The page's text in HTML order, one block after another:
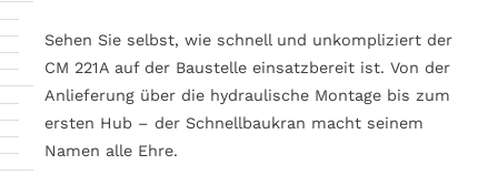
Sehen Sie selbst, wie schnell und unkompliziert der
CM 221A auf der Baustelle einsatzbereit ist. Von der
Anlieferung über die hydraulische Montage bis zum
ersten Hub – der Schnellbaukran macht seinem
Namen alle Ehre.